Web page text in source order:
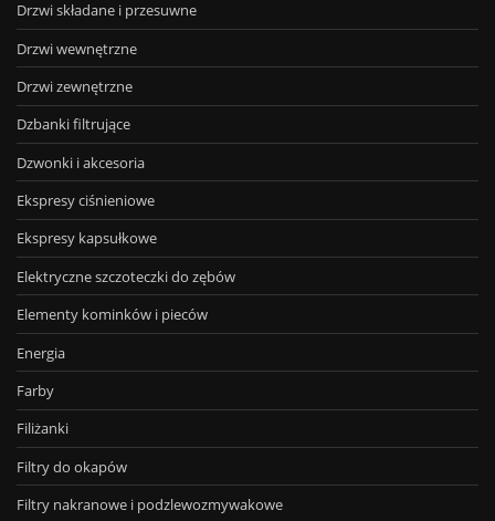
Drzwi składane i przesuwne
Drzwi wewnętrzne
Drzwi zewnętrzne
Dzbanki filtrujące
Dzwonki i akcesoria
Ekspresy ciśnieniowe
Ekspresy kapsułkowe
Elektryczne szczoteczki do zębów
Elementy kominków i pieców
Energia
Farby
Filiżanki
Filtry do okapów
Filtry nakranowe i podzlewozmywakowe